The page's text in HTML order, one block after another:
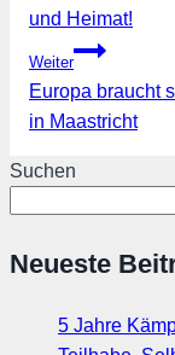
und Heimat!
Weiter
Europa braucht
in Maastricht
Suchen
Neueste
5 Jahre